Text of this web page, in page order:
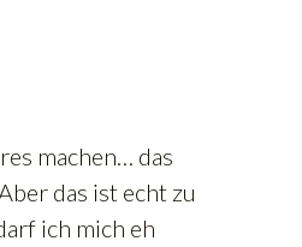
machen… das
das ist echt zu
ich mich eh